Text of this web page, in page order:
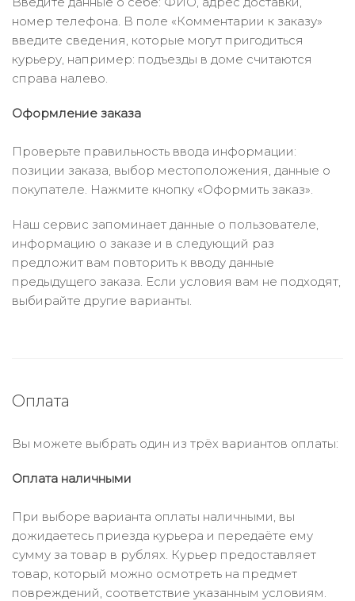
номер телефона. В поле «Комментарии к заказу»
введите сведения, которые могут пригодиться
курьеру, например: подъезды в доме считаются
справа налево.
Оформление заказа
Проверьте правильность ввода информации:
позиции заказа, выбор местоположения, данные о
покупателе. Нажмите кнопку «Оформить заказ».
Наш сервис запоминает данные о пользователе,
информацию о заказе и в следующий раз
предложит вам повторить к вводу данные
предыдущего заказа. Если условия вам не подходят,
выбирайте другие варианты.
Оплата
Вы можете выбрать один из трёх вариантов оплаты:
Оплата наличными
При выборе варианта оплаты наличными, вы
дожидаетесь приезда курьера и передаёте ему
сумму за товар в рублях. Курьер предоставляет
товар, который можно осмотреть на предмет
повреждений, соответствие указанным условиям.